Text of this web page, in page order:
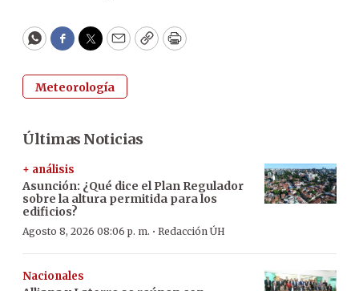
WhatsApp
Facebook
Twitter
EmailCopyPrint
Meteorología
Últimas Noticias
+ análisis
Asunción: ¿Qué dice el Plan Regulador
sobre la altura permitida para los
edificios?
Agosto 8, 2026 08:06 p. m. · Redacción ÚH
Nacionales